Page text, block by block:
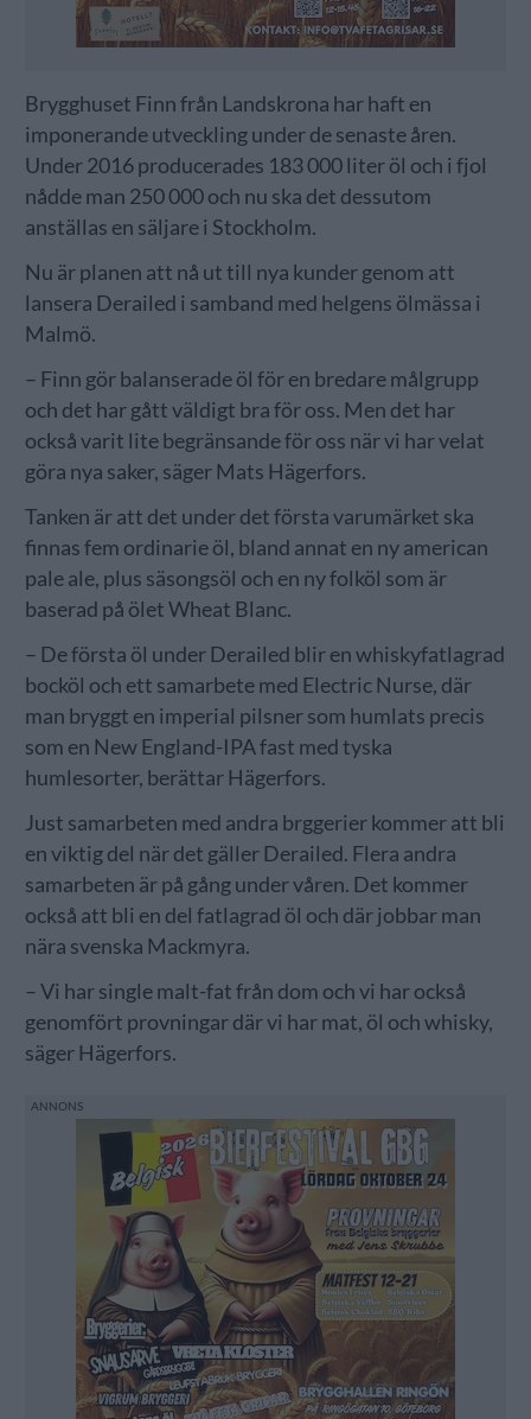
Brygghuset Finn från Landskrona har haft en
imponerande utveckling under de senaste åren.
Under 2016 producerades 183 000 liter öl och i fjol
nådde man 250 000 och nu ska det dessutom
anställas en säljare i Stockholm.
Nu är planen att nå ut till nya kunder genom att
lansera Derailed i samband med helgens ölmässa i
Malmö.
– Finn gör balanserade öl för en bredare målgrupp
och det har gått väldigt bra för oss. Men det har
också varit lite begränsande för oss när vi har velat
göra nya saker, säger Mats Hägerfors.
Tanken är att det under det första varumärket ska
finnas fem ordinarie öl, bland annat en ny american
pale ale, plus säsongsöl och en ny folköl som är
baserad på ölet Wheat Blanc.
– De första öl under Derailed blir en whiskyfatlagrad
bocköl och ett samarbete med Electric Nurse, där
man bryggt en imperial pilsner som humlats precis
som en New England-IPA fast med tyska
humlesorter, berättar Hägerfors.
Just samarbeten med andra brggerier kommer att bli
en viktig del när det gäller Derailed. Flera andra
samarbeten är på gång under våren. Det kommer
också att bli en del fatlagrad öl och där jobbar man
nära svenska Mackmyra.
– Vi har single malt-fat från dom och vi har också
genomfört provningar där vi har mat, öl och whisky,
säger Hägerfors.